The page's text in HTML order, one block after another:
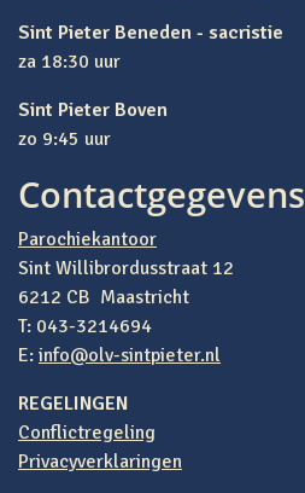
Sint Pieter Beneden - sacristie
za 18:30 uur
Sint Pieter Boven
zo 9:45 uur
Contactgegevens
Parochiekantoor
Sint Willibrordusstraat 12
6212 CB Maastricht
T: 043-3214694
E: info@olv-sintpieter.nl
REGELINGEN
Conflictregeling
Privacyverklaringen